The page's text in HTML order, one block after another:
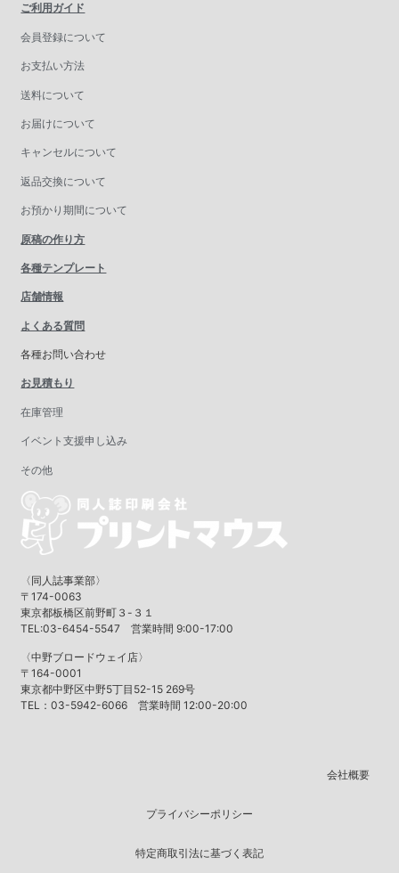
ご利用ガイド
会員登録について
お支払い方法
送料について
お届けについて
キャンセルについて
返品交換について
お預かり期間について
原稿の作り方
各種テンプレート
店舗情報
よくある質問
各種お問い合わせ
お見積もり
在庫管理
イベント支援申し込み
その他
〈同人誌事業部〉
〒174-0063
東京都板橋区前野町３-３１
TEL:03-6454-5547 営業時間 9:00-17:00
〈中野ブロードウェイ店〉
〒164-0001
東京都中野区中野5丁目52-15 269号
TEL：03-5942-6066 営業時間 12:00-20:00
会社概要
プライバシーポリシー
特定商取引法に基づく表記